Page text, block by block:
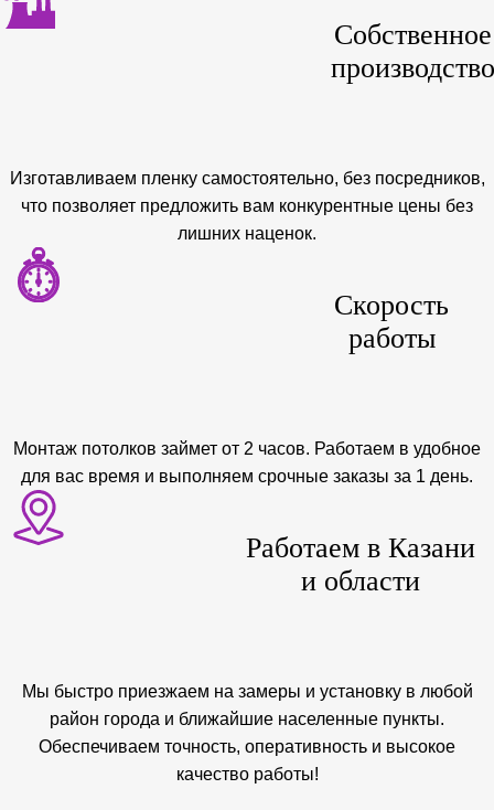
Собственное
производство
Изготавливаем пленку самостоятельно, без посредников,
что позволяет предложить вам конкурентные цены без
лишних наценок.
Скорость
работы
Монтаж потолков займет от 2 часов. Работаем в удобное
для вас время и выполняем срочные заказы за 1 день.
Работаем в Казани
и области
Мы быстро приезжаем на замеры и установку в любой
район города и ближайшие населенные пункты.
Обеспечиваем точность, оперативность и высокое
качество работы!